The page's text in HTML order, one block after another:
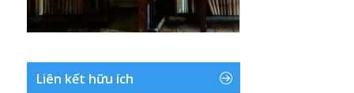
Liên kết hữu ích